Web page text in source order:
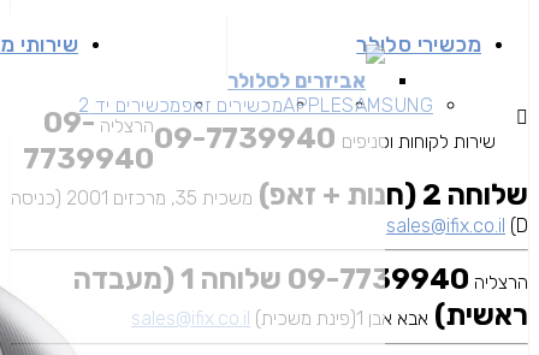
אביזרים לסלולר
מכשירי סלולר
SAMSUNG
APPLEמכשירים זאפמכשירים יד 2
שירותי
שירות לקוחות וסניפים
הרצליה 09-
7739940
שלוחה 2 (חנות + זאפ)
משכית 35, מרכזים 2001 (כניסה
D)
sales@ifix.co.il
הרצליה
09-7739940 שלוחה 1 (מעבדה
ראשית) אבא אבן 1(פינת משכית) sales@ifix.co.il